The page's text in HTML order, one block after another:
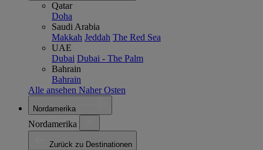
Qatar
Doha
Saudi Arabia
Makkah Jeddah The Red Sea
UAE
Dubai Dubai - The Palm
Bahrain
Bahrain
Alle ansehen Naher Osten
Nordamerika
Nordamerika
Zurück zu Destinationen